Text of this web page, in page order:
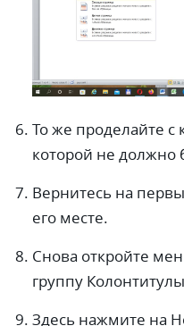
То же проделайте с
которой не должно
Вернитесь на
его месте.
Снова откройте
группу
Здесь нажмите на